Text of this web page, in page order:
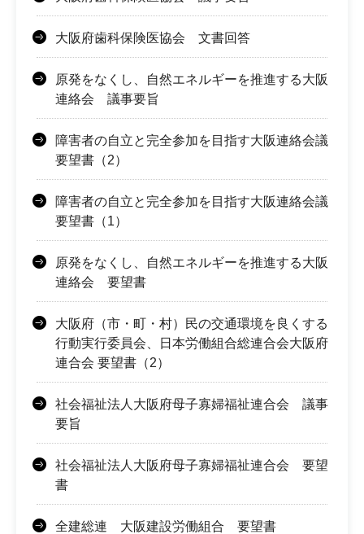
大阪府歯科保険医協会 文書回答
原発をなくし、自然エネルギーを推進する大阪
連絡会 議事要旨
障害者の自立と完全参加を目指す大阪連絡会議
要望書（2）
障害者の自立と完全参加を目指す大阪連絡会議
要望書（1）
原発をなくし、自然エネルギーを推進する大阪
連絡会 要望書
大阪府（市・町・村）民の交通環境を良くする
行動実行委員会、日本労働組合総連合会大阪府
連合会 要望書（2）
社会福祉法人大阪府母子寡婦福祉連合会 議事
要旨
社会福祉法人大阪府母子寡婦福祉連合会 要望
書
全建総連 大阪建設労働組合 要望書